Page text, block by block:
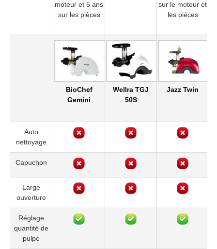
moteur et 5 ans
sur les pièces
sur le moteur et
les piéces
BioChef
Gemini
Wellra TGJ
50S
Jazz Twin
Auto
nettoyage
Capuchon
Large
ouverture
Réglage
quantité de
pulpe